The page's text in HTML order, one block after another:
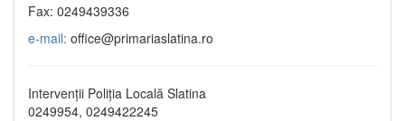
Fax: 0249439336
e-mail: office@primariaslatina.ro
Intervenții Poliția Locală Slatina
0249954, 0249422245